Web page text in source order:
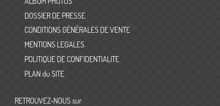
DOSSIER DE PRESSE
CONDITIONS GÉNÉRALES DE VENTE
MENTIONS LEGALES
POLITIQUE DE CONFIDENTIALITE
PLAN du SITE
RETROUVEZ-NOUS sur